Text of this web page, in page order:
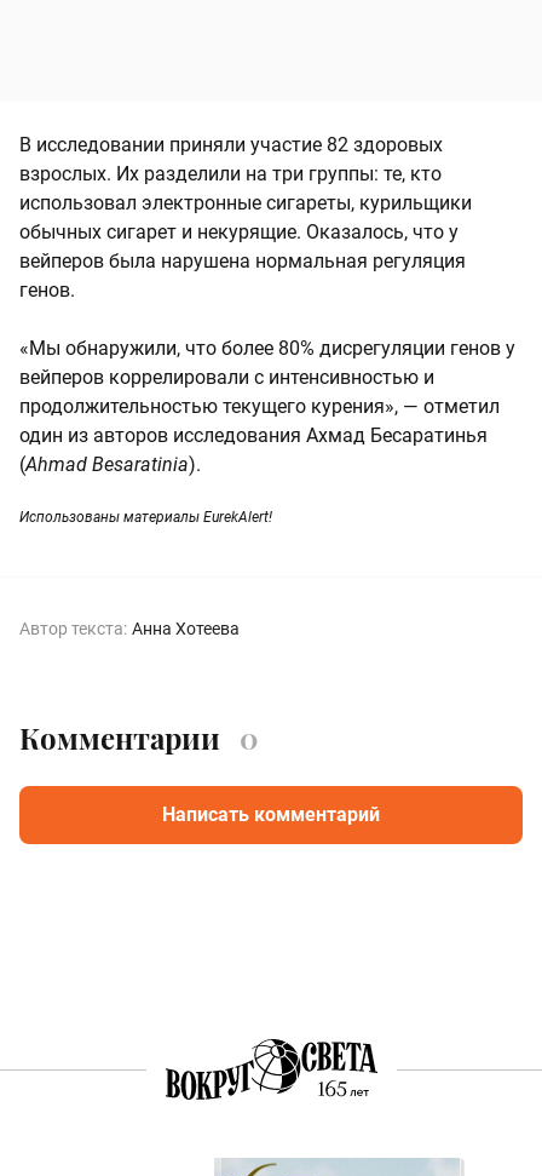
В исследовании приняли участие 82 здоровых
взрослых. Их разделили на три группы: те, кто
использовал электронные сигареты, курильщики
обычных сигарет и некурящие. Оказалось, что у
вейперов была нарушена нормальная регуляция
генов.
«Мы обнаружили, что более 80% дисрегуляции генов у
вейперов коррелировали с интенсивностью и
продолжительностью текущего курения», — отметил
один из авторов исследования Ахмад Бесаратинья
(Ahmad Besaratinia).
Использованы материалы EurekAlert!
Автор текста: Анна Хотеева
Комментарии 0
Написать комментарий